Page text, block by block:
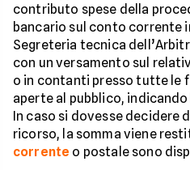
contributo spese della
bancario sul conto corrente
Segreteria tecnica
con un versamento sul
o in contanti presso tutte le
aperte al pubblico, indicando
In caso si dovesse decidere
ricorso, la somma viene
corrente o postale sono